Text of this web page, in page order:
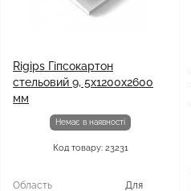
Rigips Гіпсокартон
стельовий 9, 5x1200x2600
мм
Немає в наявності
Код товару: 23231
Область Для